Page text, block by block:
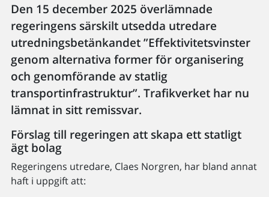
Den 15 december 2025 överlämnade
regeringens särskilt utsedda utredare
utredningsbetänkandet ”Effektivitetsvinster
genom alternativa former för organisering
och genomförande av statlig
transportinfrastruktur”. Trafikverket har nu
lämnat in sitt remissvar.
Förslag till regeringen att skapa ett statligt
ägt bolag
Regeringens utredare, Claes Norgren, har bland annat
haft i uppgift att: